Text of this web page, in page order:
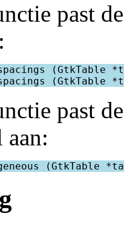
past
(GtkTable
(GtkTable
past
aan: